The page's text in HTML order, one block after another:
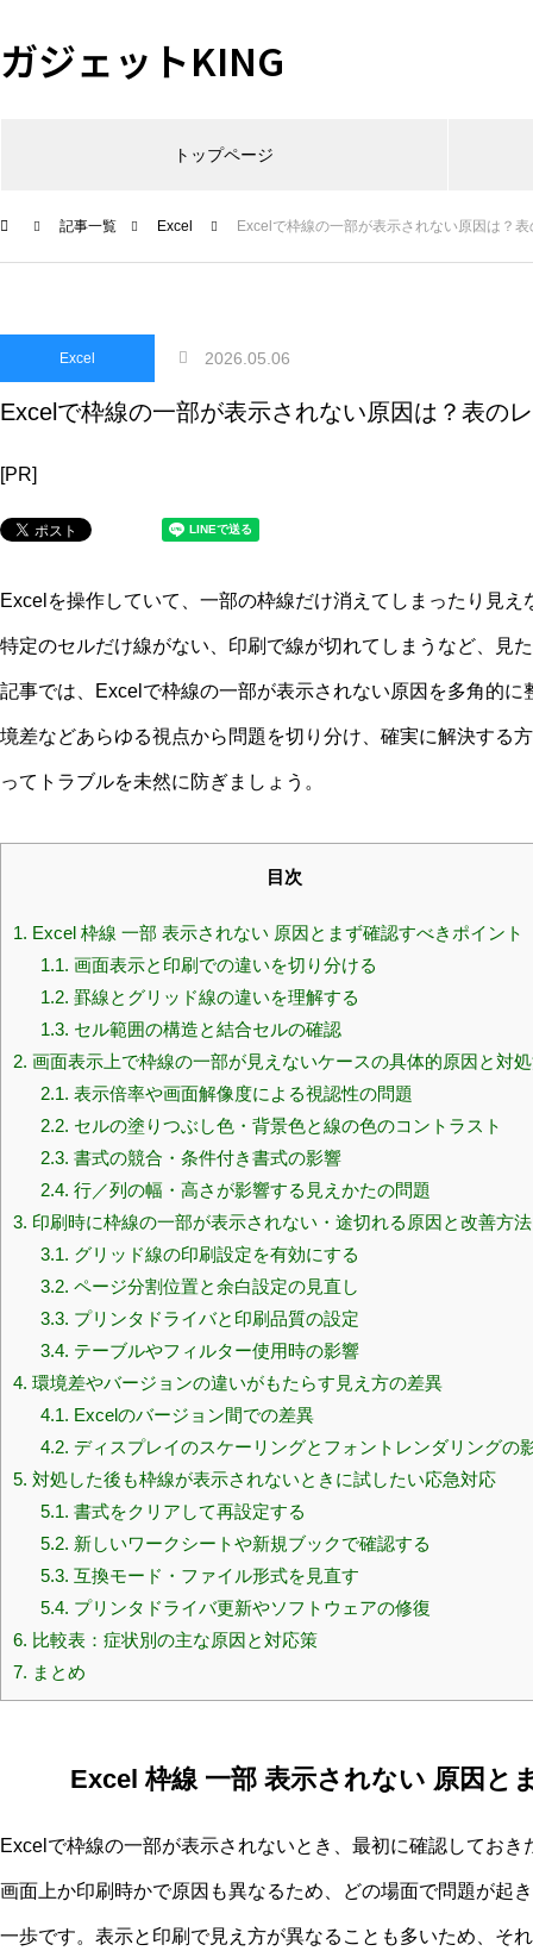
ガジェットKING
トップページ
記事一覧 Excel Excelで枠線の一部が表示されない原因は？
Excel 2026.05.06
Excelで枠線の一部が表示されない原因は？表の
[PR]
Excelを操作していて、一部の枠線だけ消えてしまったり見
特定のセルだけ線がない、印刷で線が切れてしまうなど、見
記事では、Excelで枠線の一部が表示されない原因を多角的
境差などあらゆる視点から問題を切り分け、確実に解決する
ってトラブルを未然に防ぎましょう。
目次
1. Excel 枠線 一部 表示されない 原因とまず確認すべきポイント
1.1. 画面表示と印刷での違いを切り分ける
1.2. 罫線とグリッド線の違いを理解する
1.3. セル範囲の構造と結合セルの確認
2. 画面表示上で枠線の一部が見えないケースの具体的原因と対
2.1. 表示倍率や画面解像度による視認性の問題
2.2. セルの塗りつぶし色・背景色と線の色のコントラスト
2.3. 書式の競合・条件付き書式の影響
2.4. 行／列の幅・高さが影響する見えかたの問題
3. 印刷時に枠線の一部が表示されない・途切れる原因と改善方法
3.1. グリッド線の印刷設定を有効にする
3.2. ページ分割位置と余白設定の見直し
3.3. プリンタドライバと印刷品質の設定
3.4. テーブルやフィルター使用時の影響
4. 環境差やバージョンの違いがもたらす見え方の差異
4.1. Excelのバージョン間での差異
4.2. ディスプレイのスケーリングとフォントレンダリングの
5. 対処した後も枠線が表示されないときに試したい応急対応
5.1. 書式をクリアして再設定する
5.2. 新しいワークシートや新規ブックで確認する
5.3. 互換モード・ファイル形式を見直す
5.4. プリンタドライバ更新やソフトウェアの修復
6. 比較表：症状別の主な原因と対応策
7. まとめ
Excel 枠線 一部 表示されない 原因と
Excelで枠線の一部が表示されないとき、最初に確認してお
画面上か印刷時かで原因も異なるため、どの場面で問題が起
一歩です。表示と印刷で見え方が異なることも多いため、そ